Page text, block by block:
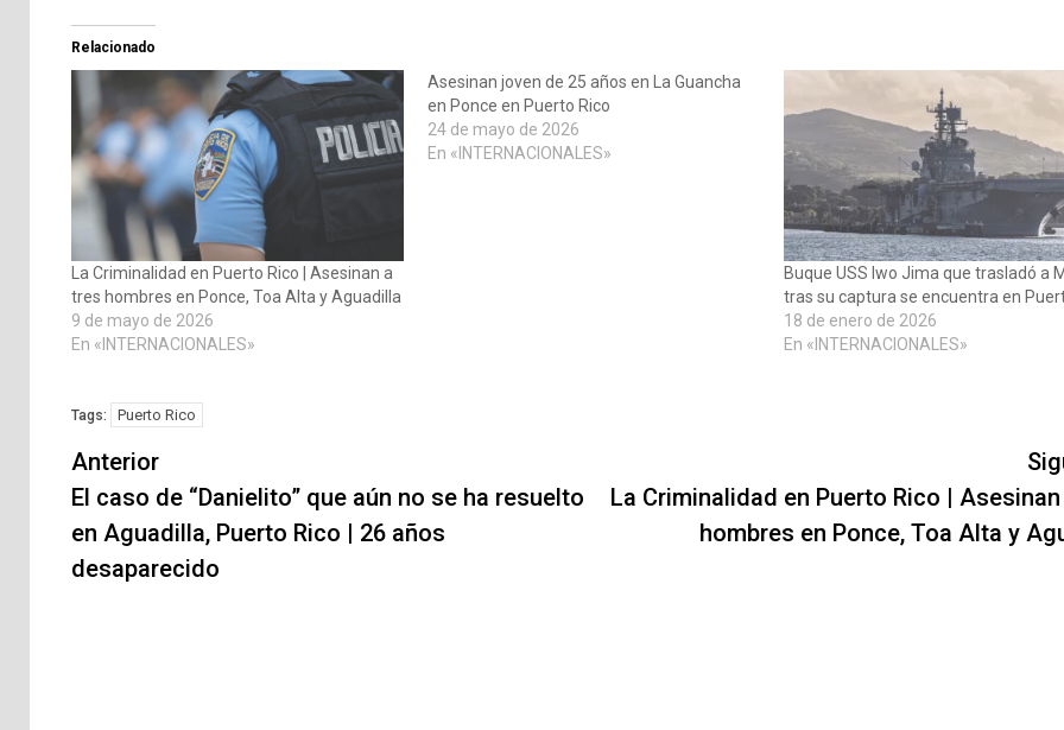
Relacionado
La Criminalidad en Puerto Rico | Asesinan a
tres hombres en Ponce, Toa Alta y Aguadilla
9 de mayo de 2026
En «INTERNACIONALES»
Asesinan joven de 25 años en La Guancha
en Ponce en Puerto Rico
24 de mayo de 2026
En «INTERNACIONALES»
Buque USS Iwo Jima que trasladó a
tras su captura se encuentra en
18 de enero de 2026
En «INTERNACIONALES»
Tags: Puerto Rico
Navegación
de
entradas
Anterior
El caso de “Danielito” que aún no se ha resuelto
en Aguadilla, Puerto Rico | 26 años
desaparecido
La Criminalidad en Puerto Rico |
hombres en Ponce, Toa Alta y